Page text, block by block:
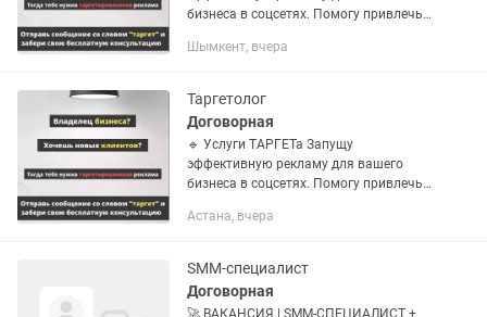
бизнеса в соцсетях. Помогу привлечь
Пишите в личные сообщения —
Шымкент, вчера
Таргетолог
Договорная
🔹 Услуги ТАРГЕТа Запущу
эффективную рекламу для вашего
бизнеса в соцсетях. Помогу привлечь
Пишите в личные сообщения —
Астана, вчера
SMM-специалист
Договорная
🚀 ВАКАНСИЯ | SMM-СПЕЦИАЛИСТ +